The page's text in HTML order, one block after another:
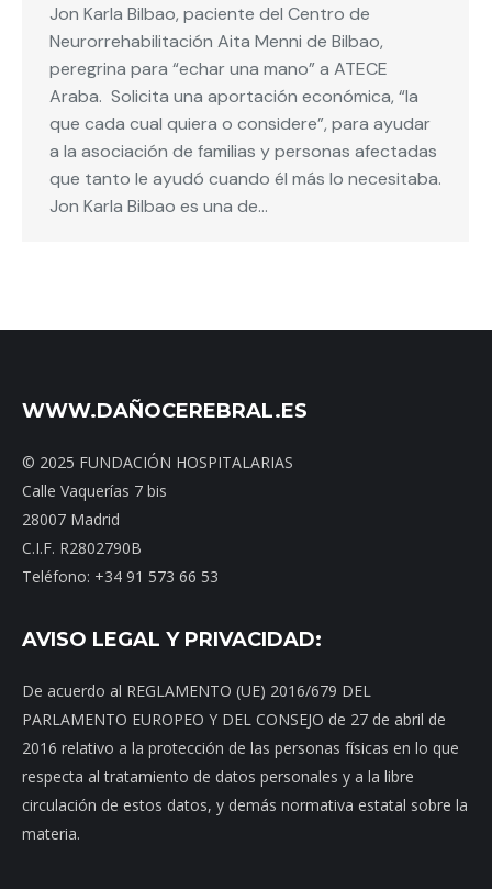
Jon Karla Bilbao, paciente del Centro de
Neurorrehabilitación Aita Menni de Bilbao,
peregrina para “echar una mano” a ATECE
Araba. Solicita una aportación económica, “la
que cada cual quiera o considere”, para ayudar
a la asociación de familias y personas afectadas
que tanto le ayudó cuando él más lo necesitaba.
Jon Karla Bilbao es una de…
WWW.DAÑOCEREBRAL.ES
© 2025 FUNDACIÓN HOSPITALARIAS
Calle Vaquerías 7 bis
28007 Madrid
C.I.F. R2802790B
Teléfono: +34 91 573 66 53
AVISO LEGAL Y PRIVACIDAD:
De acuerdo al REGLAMENTO (UE) 2016/679 DEL
PARLAMENTO EUROPEO Y DEL CONSEJO de 27 de abril de
2016 relativo a la protección de las personas físicas en lo que
respecta al tratamiento de datos personales y a la libre
circulación de estos datos, y demás normativa estatal sobre la
materia.